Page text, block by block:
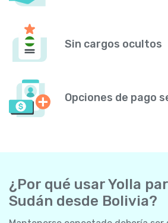
Sin cargos ocultos
Opciones de pago
¿Por qué usar Yolla
Sudán desde Bolivia?